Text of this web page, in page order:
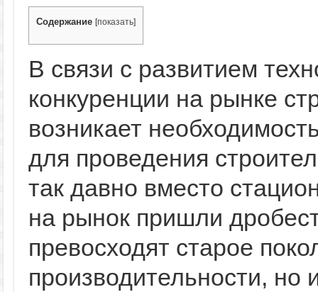
Содержание [показать]
В связи с развитием
конкуренции на рынке
возникает
для проведения
так давно вместо
на рынок пришли
превосходят старое
производительности,